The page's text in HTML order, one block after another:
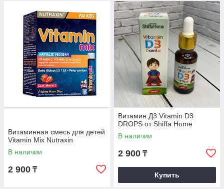
Витаминная смесь для детей
Vitamin Mix Nutraxin
В наличии
2 900 ₸
Витамин Д3 Vitamin D3
DROPS от Shiffa Home
В наличии
2 900 ₸
Купить